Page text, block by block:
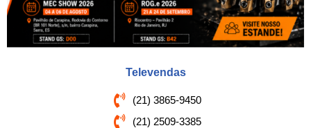
Televendas
(21) 3865-9450
(21) 2509-3385